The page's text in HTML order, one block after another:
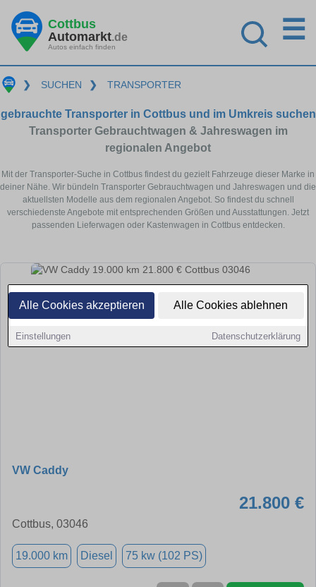
Alle Cookies akzeptieren Alle Cookies ablehnen
Einstellungen Datenschutzerklärung
Cottbus
Automarkt.de
Autos einfach finden
☰
❯ SUCHEN ❯ TRANSPORTER
gebrauchte Transporter in Cottbus und im Umkreis suchen
Transporter Gebrauchtwagen & Jahreswagen im
regionalen Angebot
Mit der Transporter-Suche in Cottbus findest du gezielt Fahrzeuge dieser Marke in
deiner Nähe. Wir bündeln Transporter Gebrauchtwagen und Jahreswagen und die
aktuellsten Modelle aus dem regionalen Angebot. So findest du schnell
verschiedenste Angebote mit entsprechenden Größen und Ausstattungen. Jetzt
passenden Lieferwagen oder Kastenwagen in Cottbus entdecken.
VW Caddy
21.800 €
Cottbus, 03046
19.000 km Diesel 75 kw (102 PS)